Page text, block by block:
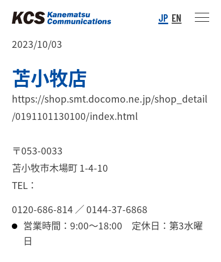
JP EN
2023/10/03
苫小牧店
https://shop.smt.docomo.ne.jp/shop_detail
/0191101130100/index.html
〒053-0033
苫小牧市木場町 1-4-10
TEL：
0120-686-814 ／0144-37-6868
営業時間：9:00〜18:00 定休日：第3水曜
日